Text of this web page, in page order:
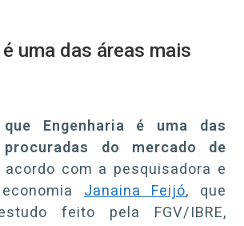
uma das áreas mais
Engenharia é uma das
do mercado de
acordo com a pesquisadora e
Janaina Feijó, que
feito pela FGV/IBRE,